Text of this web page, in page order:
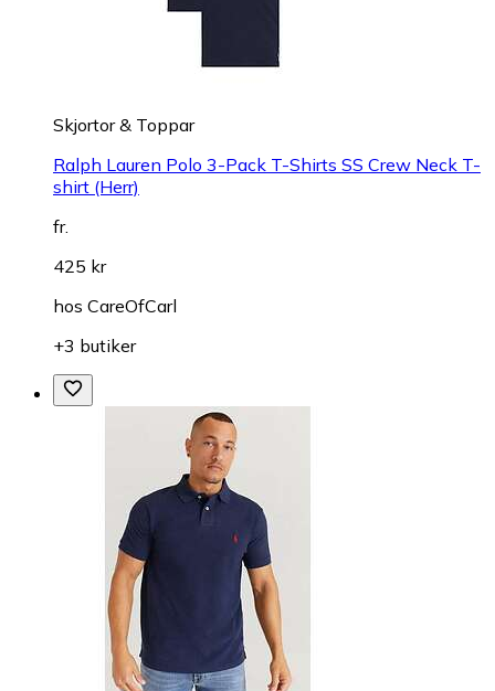
Skjortor & Toppar
Ralph Lauren Polo 3-Pack T-Shirts SS Crew Neck T-
shirt (Herr)
fr.
425 kr
hos CareOfCarl
+3 butiker